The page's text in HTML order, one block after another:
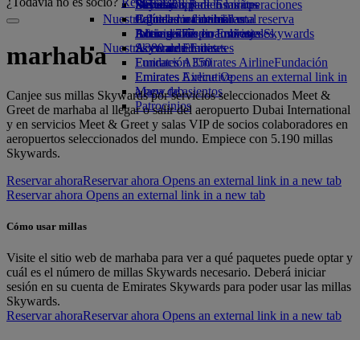
Bebidas
Nuestra flota
Boeing 777
A380 de Emirates
Emirates A350
Emirates Executive
Mapa de asientos
Diversión para los niños
Juguetes infantiles
Actividades para niños
Sostenibilidad en las operaciones
Política medioambiental
Informes medioambientales
Nuestras comunidades
Fundación Emirates AirlineFundación
Emirates Airline Opens an external link in
a new tab
Patrocinios
Skywards Rail
Calculadora de millas
Inicie sesión en Emirates Skywards
Skywards+
Móvil y app de Emirates
Cancelar o cambiar una reserva
Alteraciones en los viajes
Acerca de Emirates
marhaba
Canjee sus millas Skywards por servicios seleccionados Meet &
Greet de marhaba al llegar o salir del aeropuerto Dubai International
y en servicios Meet & Greet y salas VIP de socios colaboradores en
aeropuertos seleccionados del mundo. Empiece con 5.190 millas
Skywards.
Reservar ahoraReservar ahora Opens an external link in a new tab
Reservar ahora Opens an external link in a new tab
Cómo usar millas
Visite el sitio web de marhaba para ver a qué paquetes puede optar y
cuál es el número de millas Skywards necesario. Deberá iniciar
sesión en su cuenta de Emirates Skywards para poder usar las millas
Skywards.
Reservar ahoraReservar ahora Opens an external link in a new tab